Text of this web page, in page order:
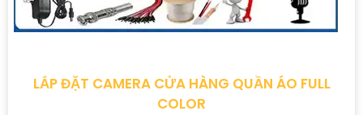
LẮP ĐẶT CAMERA CỬA HÀNG QUẦN ÁO FULL
COLOR